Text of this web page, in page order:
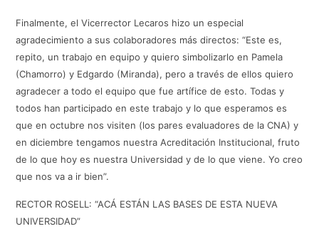
Finalmente, el Vicerrector Lecaros hizo un especial
agradecimiento a sus colaboradores más directos: “Este es,
repito, un trabajo en equipo y quiero simbolizarlo en Pamela
(Chamorro) y Edgardo (Miranda), pero a través de ellos quiero
agradecer a todo el equipo que fue artífice de esto. Todas y
todos han participado en este trabajo y lo que esperamos es
que en octubre nos visiten (los pares evaluadores de la CNA) y
en diciembre tengamos nuestra Acreditación Institucional, fruto
de lo que hoy es nuestra Universidad y de lo que viene. Yo creo
que nos va a ir bien”.
RECTOR ROSELL: “ACÁ ESTÁN LAS BASES DE ESTA NUEVA
UNIVERSIDAD”